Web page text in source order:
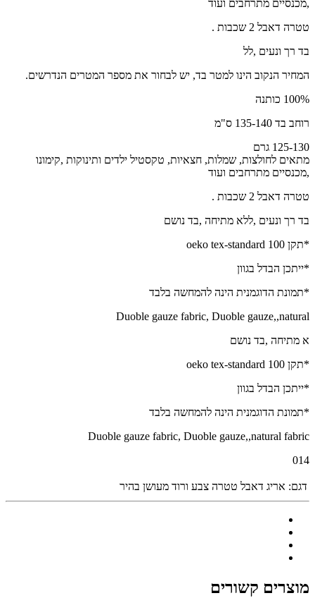
,מכנסיים מתרחבים ועוד
טטרה דאבל 2 שכבות .
בד רך ונעים ,לל
המחיר הנקוב הינו למטר בד, יש לבחור את מספר המטרים הנדרשים.
100% כותנה
רוחב בד 135-140 ס"מ
125-130 גרם
מתאים לחולצות, שמלות, חצאיות, טקסטיל ילדים ותינוקות ,קימונו
,מכנסיים מתרחבים ועוד
טטרה דאבל 2 שכבות .
בד רך ונעים ,ללא מתיחה ,בד נושם
*תקן oeko tex-standard 100
*ייתכן הבדל בגוון
*תמונת הדוגמנית הינה להמחשה בלבד
Duoble gauze fabric, Duoble gauze,,natural
א מתיחה ,בד נושם
*תקן oeko tex-standard 100
*ייתכן הבדל בגוון
*תמונת הדוגמנית הינה להמחשה בלבד
Duoble gauze fabric, Duoble gauze,,natural fabric
014
דגם: אריג דאבל טטרה צבע ורוד מעושן בהיר
מוצרים קשורים